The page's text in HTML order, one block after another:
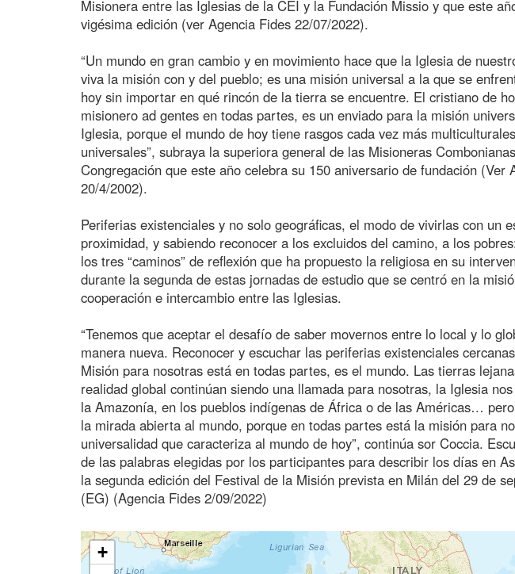
Misionera entre las Iglesias de la CEI y la Fundación Missio y que este
vigésima edición (ver Agencia Fides 22/07/2022).
“Un mundo en gran cambio y en movimiento hace que la Iglesia de
viva la misión con y del pueblo; es una misión universal a la que se
hoy sin importar en qué rincón de la tierra se encuentre. El cristiano de
misionero ad gentes en todas partes, es un enviado para la misión
Iglesia, porque el mundo de hoy tiene rasgos cada vez más
universales”, subraya la superiora general de las Misioneras
Congregación que este año celebra su 150 aniversario de fundación (Ver
20/4/2002).
Periferias existenciales y no solo geográficas, el modo de vivirlas con un
proximidad, y sabiendo reconocer a los excluidos del camino, a los
los tres “caminos” de reflexión que ha propuesto la religiosa en su
durante la segunda de estas jornadas de estudio que se centró en la
cooperación e intercambio entre las Iglesias.
“Tenemos que aceptar el desafío de saber movernos entre lo local y lo
manera nueva. Reconocer y escuchar las periferias existenciales
Misión para nosotras está en todas partes, es el mundo. Las tierras
realidad global continúan siendo una llamada para nosotras, la Iglesia
la Amazonía, en los pueblos indígenas de África o de las Américas…
la mirada abierta al mundo, porque en todas partes está la misión para
universalidad que caracteriza al mundo de hoy”, continúa sor Coccia.
de las palabras elegidas por los participantes para describir los días en
la segunda edición del Festival de la Misión prevista en Milán del 29 de
(EG) (Agencia Fides 2/09/2022)
+